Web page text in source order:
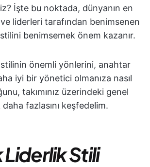
İşte bu noktada, dünyanın en
liderleri tarafından benimsenen
benimsemek önem kazanır.
önemli yönlerini, anahtar
iyi bir yönetici olmanıza nasıl
takımınız üzerindeki genel
fazlasını keşfedelim.
Stili